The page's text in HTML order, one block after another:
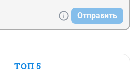
Отправить
ТОП 5